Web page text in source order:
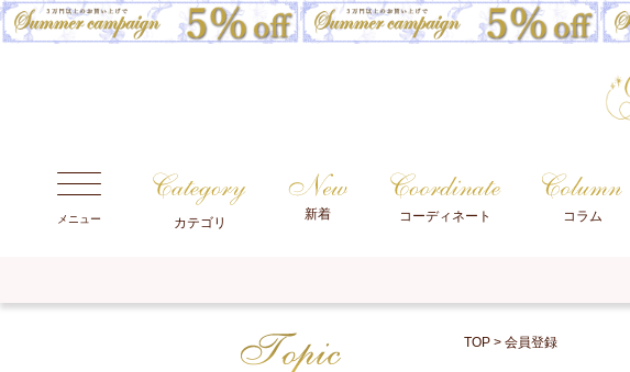
メニュー カテゴリ
新着 コーディネート コラム
TOP 会員登録